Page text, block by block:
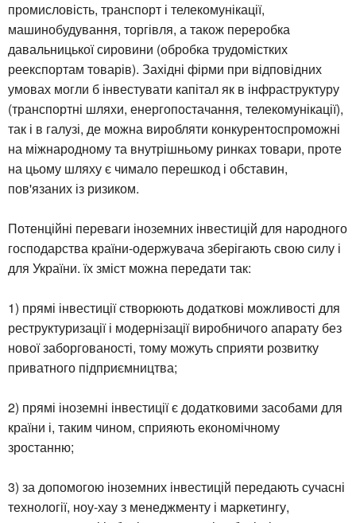
промисловість, транспорт і телекомунікації,
машинобудування, торгівля, а також переробка
давальницької сировини (обробка трудомістких
реекспортам товарів). Західні фірми при відповідних
умовах могли б інвестувати капітал як в інфраструктуру
(транспортні шляхи, енергопостачання, телекомунікації),
так і в галузі, де можна виробляти конкурентоспроможні
на міжнародному та внутрішньому ринках товари, проте
на цьому шляху є чимало перешкод і обставин,
пов'язаних із ризиком.
Потенційні переваги іноземних інвестицій для народного
господарства країни-одержувача зберігають свою силу і
для України. їх зміст можна передати так:
1) прямі інвестиції створюють додаткові можливості для
реструктуризації і модернізації виробничого апарату без
нової заборгованості, тому можуть сприяти розвитку
приватного підприємництва;
2) прямі іноземні інвестиції є додатковими засобами для
країни і, таким чином, сприяють економічному
зростанню;
3) за допомогою іноземних інвестицій передають сучасні
технології, ноу-хау з менеджменту і маркетингу,